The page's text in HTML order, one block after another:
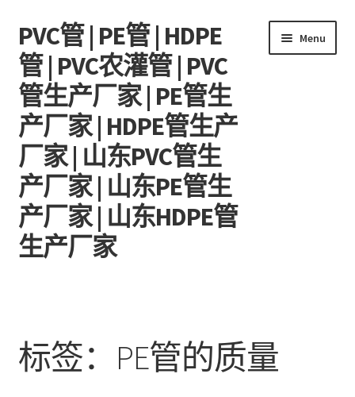
Skip
to
navigation
Skip
to
content
PVC管 | PE管 | HDPE
管 | PVC农灌管 | PVC
管生产厂家 | PE管生
产厂家 | HDPE管生产
厂家 | 山东PVC管生
产厂家 | 山东PE管生
产厂家 | 山东HDPE管
生产厂家
Menu
商店
标签：PE管的质量